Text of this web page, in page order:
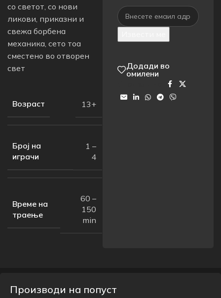
со светот, со нови
ликови, приказни и
свежа борбена
механика, сето тоа
сместено во отворен
свет
Возраст 13+
Број на
играчи
1 –
4
Време на
траење
60 –
150
min
Додади во
омилени
Производи на попуст